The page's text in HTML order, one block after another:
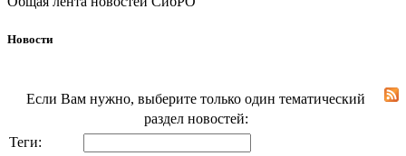
Новости
Если Вам нужно, выберите только один тематический
раздел новостей:
Теги: